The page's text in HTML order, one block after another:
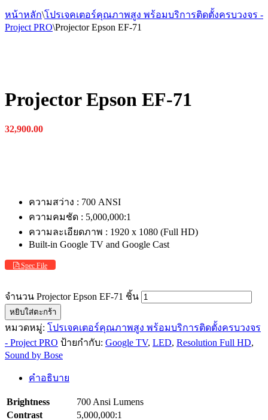
หน้าหลัก\โปรเจคเตอร์คุณภาพสูง พร้อมบริการติดตั้งครบวงจร -
Project PRO\Projector Epson EF-71
Projector Epson EF-71
32,900.00
ความสว่าง : 700 ANSI
ความคมชัด : 5,000,000:1‎
ความละเอียดภาพ : 1920 x 1080 (Full HD)
Built-in Google TV and Google Cast
Spec File
จำนวน Projector Epson EF-71 ชิ้น
หยิบใส่ตะกร้า
หมวดหมู่: โปรเจคเตอร์คุณภาพสูง พร้อมบริการติดตั้งครบวงจร
- Project PRO ป้ายกำกับ: Google TV, LED, Resolution Full HD,
Sound by Bose
คำอธิบาย
Brightness
700 Ansi Lumens
Contrast
5,000,000:1